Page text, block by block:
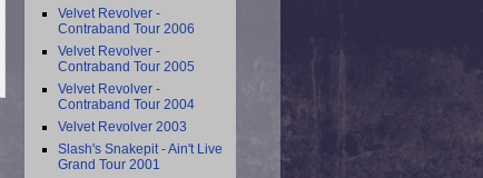
Velvet Revolver -
Contraband Tour 2006
Velvet Revolver -
Contraband Tour 2005
Velvet Revolver -
Contraband Tour 2004
Velvet Revolver 2003
Slash's Snakepit - Ain't Live
Grand Tour 2001